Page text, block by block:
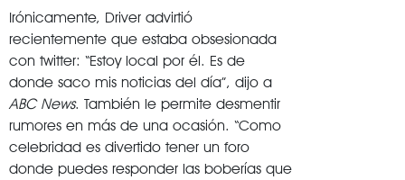
Irónicamente, Driver advirtió
recientemente que estaba obsesionada
con twitter: “Estoy local por él. Es de
donde saco mis noticias del día”, dijo a
ABC News. También le permite desmentir
rumores en más de una ocasión. “Como
celebridad es divertido tener un foro
donde puedes responder las boberías que